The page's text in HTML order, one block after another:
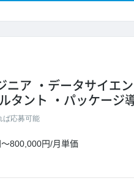
ニア データサイエ
タント パッケージ
ば応募可能
～800,000円/月単価